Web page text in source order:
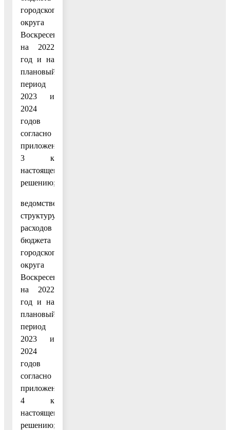
городского
округа
Воскресенск
на 2022
год и на
плановый
период
2023 и
2024
годов
согласно
приложению
3 к
настоящему
решению;
ведомственную
структуру
расходов
бюджета
городского
округа
Воскресенск
на 2022
год и на
плановый
период
2023 и
2024
годов
согласно
приложению
4 к
настоящему
решению;